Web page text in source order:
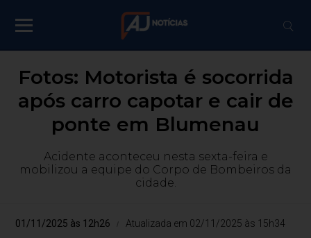
Fotos: Motorista é socorrida
após carro capotar e cair de
ponte em Blumenau
Acidente aconteceu nesta sexta-feira e
mobilizou a equipe do Corpo de Bombeiros da
cidade.
01/11/2025 às 12h26
Atualizada em 02/11/2025 às 15h34